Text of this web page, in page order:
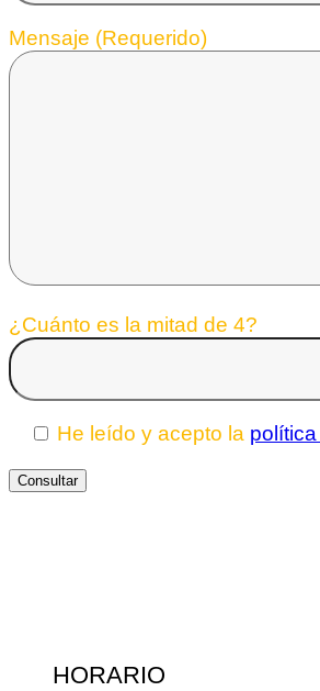
Mensaje (Requerido)
¿Cuánto es la mitad de 4?
He leído y acepto la
HORARIO